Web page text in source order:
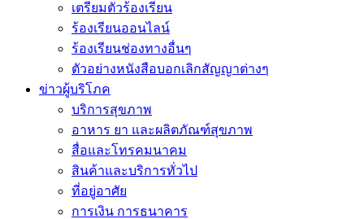
เตรียมตัวร้องเรียน
ร้องเรียนออนไลน์
ร้องเรียนช่องทางอื่นๆ
ตัวอย่างหนังสือบอกเลิกสัญญาต่างๆ
ข่าวผู้บริโภค
บริการสุขภาพ
อาหาร ยา และผลิตภัณฑ์สุขภาพ
สื่อและโทรคมนาคม
สินค้าและบริการทั่วไป
ที่อยู่อาศัย
การเงิน การธนาคาร